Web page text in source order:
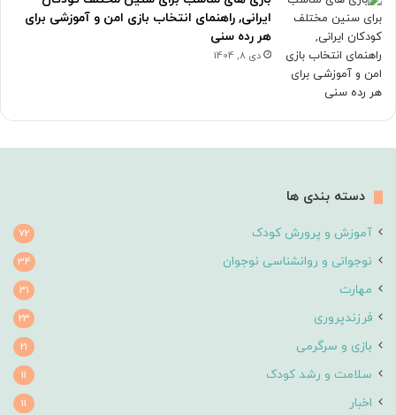
ایرانی, راهنمای انتخاب بازی امن و آموزشی برای
هر رده سنی
دی 8, 1404
دسته بندی ها
آموزش و پرورش کودک 72
نوجوانی و روانشناسی نوجوان 34
مهارت 31
فرزندپروری 23
بازی و سرگرمی 21
سلامت و رشد کودک 11
اخبار 11